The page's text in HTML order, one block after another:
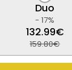
Duo
- 17%
132.99€
159.80€